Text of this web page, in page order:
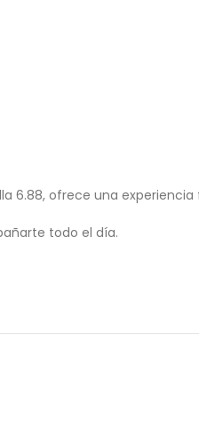
6.88, ofrece una experiencia
todo el día.